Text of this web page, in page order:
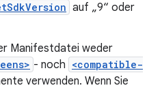
auf „9“ oder
Manifestdatei weder
- noch <compatible-
verwenden. Wenn Sie